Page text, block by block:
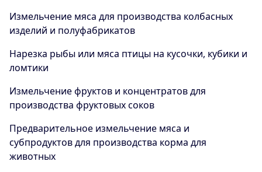
Измельчение мяса для производства колбасных
изделий и полуфабрикатов
Нарезка рыбы или мяса птицы на кусочки, кубики и
ломтики
Измельчение фруктов и концентратов для
производства фруктовых соков
Предварительное измельчение мяса и
субпродуктов для производства корма для
животных